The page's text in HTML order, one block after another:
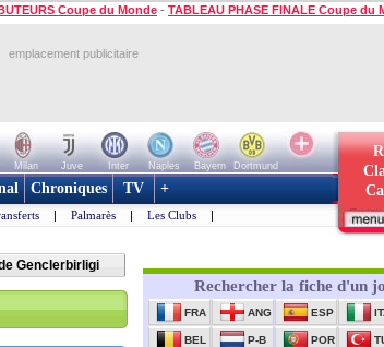
Coupe du Monde - TABLEAU PHASE FINALE Coupe du
emplacement publicitaire
Milan Juve Inter Naples Bayern
Dortmund
Chroniques TV +
| Palmarès | Les Clubs |
Genclerbirligi